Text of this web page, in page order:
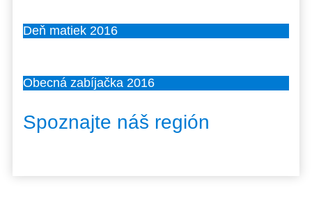
Deň matiek 2016
Obecná zabíjačka 2016
Spoznajte náš región